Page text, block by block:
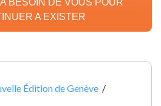
A EXISTER
Édition de Genève /